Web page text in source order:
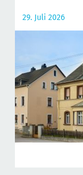
29. Juli 2026